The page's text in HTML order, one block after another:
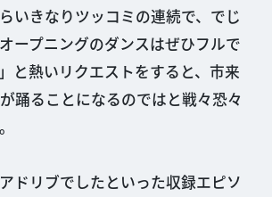
いきなりツッコミの連続で、でじ
ープニングのダンスはぜひフルで
と熱いリクエストをすると、市来
踊ることになるのではと戦々恐々
ドリブでしたといった収録エピソ